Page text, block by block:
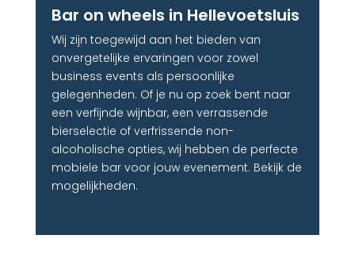
Bar on wheels in Hellevoetsluis
Wij zijn toegewijd aan het bieden van
onvergetelijke ervaringen voor zowel
business events als persoonlijke
gelegenheden. Of je nu op zoek bent naar
een verfijnde wijnbar, een verrassende
bierselectie of verfrissende non-
alcoholische opties, wij hebben de perfecte
mobiele bar voor jouw evenement. Bekijk de
mogelijkheden.